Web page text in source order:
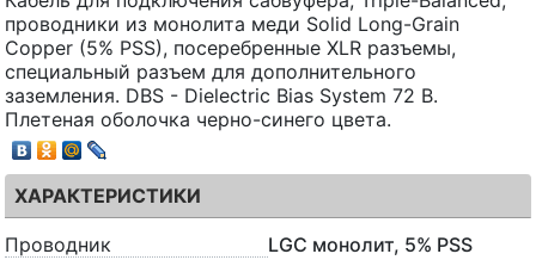
проводники из монолита меди Solid Long-Grain
Copper (5% PSS), посеребренные XLR разъемы,
специальный разъем для дополнительного
заземления. DBS - Dielectric Bias System 72 В.
Плетеная оболочка черно-синего цвета.
ХАРАКТЕРИСТИКИ
Проводник
LGC монолит, 5% PSS